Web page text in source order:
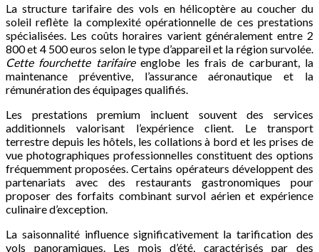
La structure tarifaire des vols en hélicoptère au coucher du
soleil reflète la complexité opérationnelle de ces prestations
spécialisées. Les coûts horaires varient généralement entre 2
800 et 4 500 euros selon le type d’appareil et la région survolée.
Cette fourchette tarifaireenglobe les frais de carburant, la
maintenance préventive, l’assurance aéronautique et la
rémunération des équipages qualifiés.
Les prestations premium incluent souvent des services
additionnels valorisant l’expérience client. Le transport
terrestre depuis les hôtels, les collations à bord et les prises de
vue photographiques professionnelles constituent des options
fréquemment proposées. Certains opérateurs développent des
partenariats avec des restaurants gastronomiques pour
proposer des forfaits combinant survol aérien et expérience
culinaire d’exception.
La saisonnalité influence significativement la tarification des
vols panoramiques. Les mois d’été, caractérisés par des